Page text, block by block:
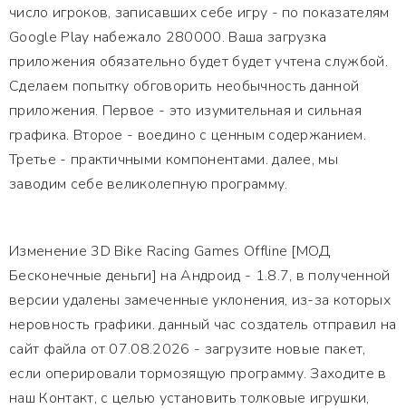
число игроков, записавших себе игру - по показателям
Google Play набежало 280000. Ваша загрузка
приложения обязательно будет будет учтена службой.
Сделаем попытку обговорить необычность данной
приложения. Первое - это изумительная и сильная
графика. Второе - воедино с ценным содержанием.
Третье - практичными компонентами. далее, мы
заводим себе великолепную программу.
Изменение 3D Bike Racing Games Offline [МОД
Бесконечные деньги] на Андроид - 1.8.7, в полученной
версии удалены замеченные уклонения, из-за которых
неровность графики. данный час создатель отправил на
сайт файла от 07.08.2026 - загрузите новые пакет,
если оперировали тормозящую программу. Заходите в
наш Контакт, с целью установить толковые игрушки,